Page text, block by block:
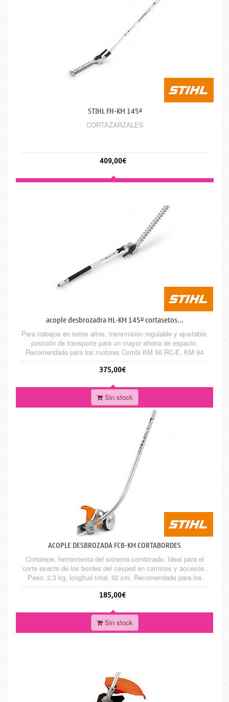
STIHL FH-KM 145º
CORTAZARZALES
409,00€
acople desbrozadra HL-KM 145º cortasetos...
Para trabajos en setos altos, transmisión regulable y ajustable,
posición de transporte para un mayor ahorra de espacio.
Recomendado para los motores Combi KM 56 RC-E, KM 94
RC-E, KM 111 R, KM 131 R, KMA 130 R y KMA 135 R
375,00€
Sin stock
ACOPLE DESBROZADA FCB-KM CORTABORDES
Cortatepe, herramienta del sistema combinado. Ideal para el
corte exacto de los bordes del césped en caminos y accesos.
Peso: 2,3 kg, longitud total: 92 cm. Recomendado para los
motores Combi KM 56 RC-E, KM 94 RC-E, KM 111 R, KM 131
R, KMA 130 R y KMA 135 R
185,00€
Sin stock